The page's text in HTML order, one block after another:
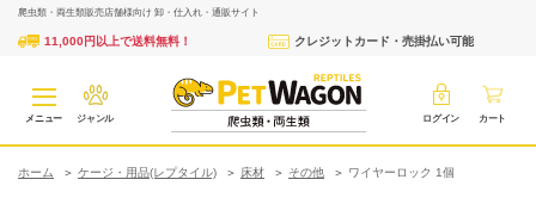
爬虫類・両生類販売店舗様向け 卸・仕入れ・通販サイト
11,000円以上で送料無料！ クレジットカード・売掛払い可能
メニュー ジャンル ログイン カート
ホーム ケージ・用品(レプタイル) 床材 その他 ワイヤーロック 1個